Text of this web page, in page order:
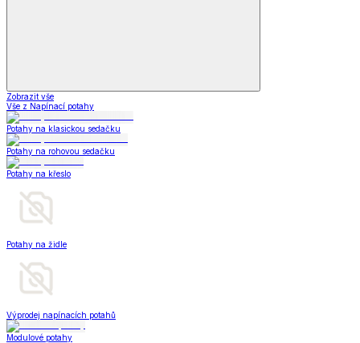
Zobrazit vše
Vše z Napínací potahy
Potahy na klasickou sedačku
Potahy na rohovou sedačku
Potahy na křeslo
Potahy na židle
Výprodej napínacích potahů
Modulové potahy